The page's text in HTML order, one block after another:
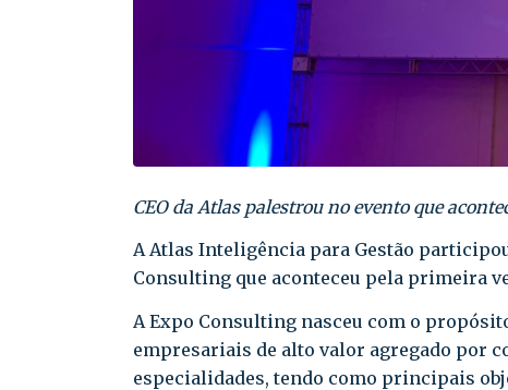
CEO da Atlas palestrou no evento que
A Atlas Inteligência para Gestão
Consulting que aconteceu pela primeira
A Expo Consulting nasceu com o
empresariais de alto valor agregado por
especialidades, tendo como principais